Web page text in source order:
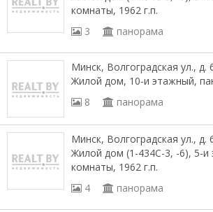
комнаты, 1962 г.п.
3
панорама
Минск, Волгоградская ул., д.
Жилой дом, 10-и этажный,
8
панорама
Минск, Волгоградская ул., д.
Жилой дом (1-434С-3, -6), 5-и
комнаты, 1962 г.п.
4
панорама